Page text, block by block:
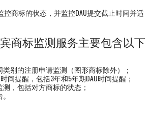
商标的状态，并监控DAU提交截止时间并适
商标监测服务主要包含以下
别的注册申请监测（图形商标除外）；
间提醒，包括3年和5年期DAU时间提醒；
，包括对方商标的状态；